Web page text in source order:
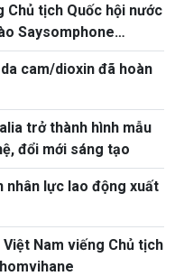
Chủ tịch Quốc hội nước
Saysomphone
cam/dioxin đã hoàn
trở thành hình mẫu
đổi mới sáng tạo
nhân lực lao động xuất
Nam viếng Chủ tịch